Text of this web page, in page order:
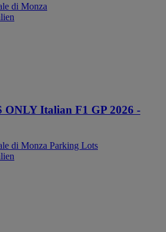
di Monza
ONLY Italian F1 GP 2026 -
di Monza Parking Lots